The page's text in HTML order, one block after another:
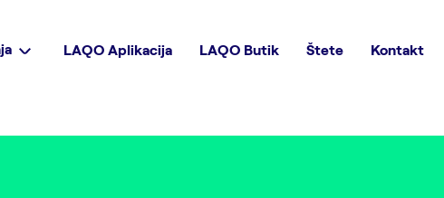
LAQO Aplikacija LAQO Butik Štete Kontakt